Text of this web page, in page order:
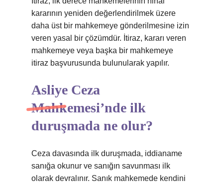
kararının yeniden değerlendirilmek üzere
daha üst bir mahkemeye gönderilmesine izin
veren yasal bir çözümdür. İtiraz, kararı veren
mahkemeye veya başka bir mahkemeye
itiraz başvurusunda bulunularak yapılır.
Asliye Ceza
Mahkemesi’nde ilk
duruşmada ne olur?
Ceza davasında ilk duruşmada, iddianame
sanığa okunur ve sanığın savunması ilk
olarak devralınır. Sanık mahkemede kendini